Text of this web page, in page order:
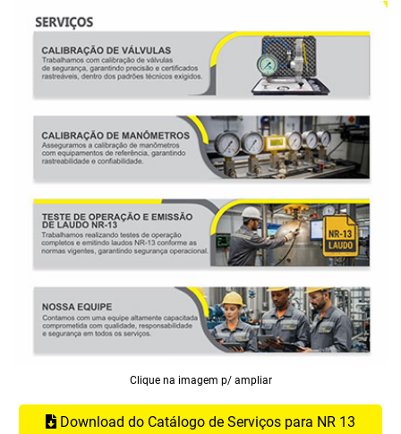
Clique na imagem p/ ampliar
Download do Catálogo de Serviços para NR 13